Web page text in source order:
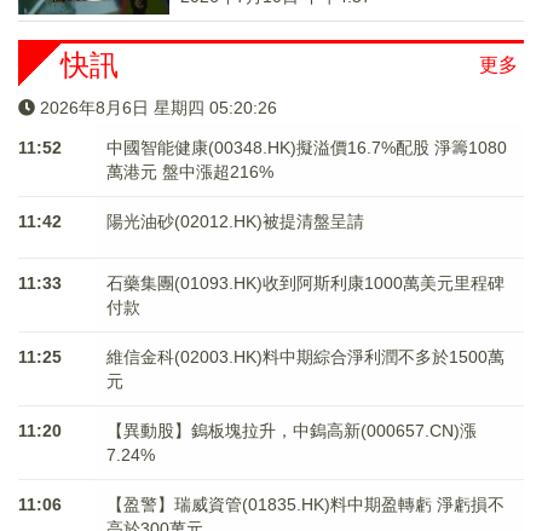
更多
快訊
2026年8月6日 星期四 05:20:26
11:52
中國智能健康(00348.HK)擬溢價16.7%配股 淨籌1080
萬港元 ​​​​​​​盤中漲超216%
11:42 陽光油砂(02012.HK)被提清盤呈請
11:33
石藥集團(01093.HK)收到阿斯利康1000萬美元里程碑
付款
11:25
維信金科(02003.HK)料中期綜合淨利潤不多於1500萬
元
11:20
【異動股】鎢板塊拉升，中鎢高新(000657.CN)漲
7.24%
11:06
【盈警】瑞威資管(01835.HK)料中期盈轉虧 淨虧損不